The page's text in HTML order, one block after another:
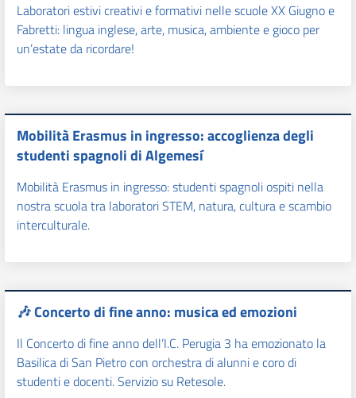
Laboratori estivi creativi e formativi nelle scuole XX Giugno e
Fabretti: lingua inglese, arte, musica, ambiente e gioco per
un’estate da ricordare!
Mobilità Erasmus in ingresso: accoglienza degli
studenti spagnoli di Algemesí
Mobilità Erasmus in ingresso: studenti spagnoli ospiti nella
nostra scuola tra laboratori STEM, natura, cultura e scambio
interculturale.
🎶 Concerto di fine anno: musica ed emozioni
Il Concerto di fine anno dell’I.C. Perugia 3 ha emozionato la
Basilica di San Pietro con orchestra di alunni e coro di
studenti e docenti. Servizio su Retesole.